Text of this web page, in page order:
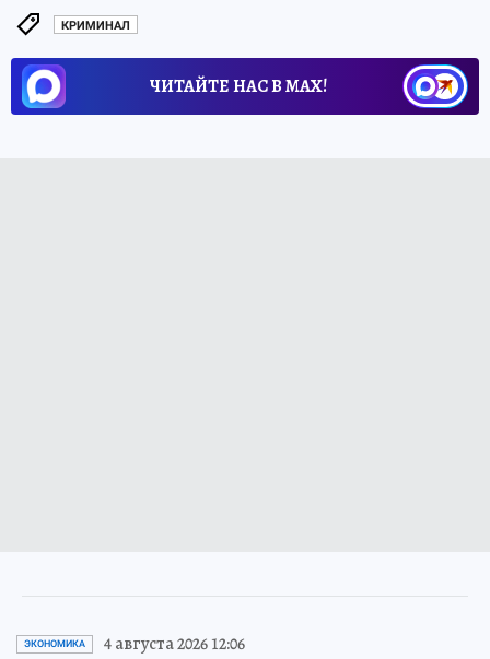
КРИМИНАЛ
ЧИТАЙТЕ НАС В МАХ!
ЭКОНОМИКА 4 августа 2026 12:06